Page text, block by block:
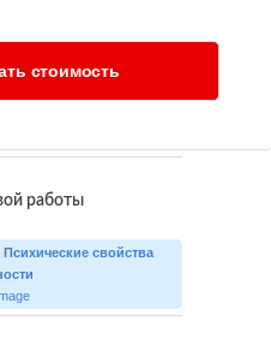
работы
свойства